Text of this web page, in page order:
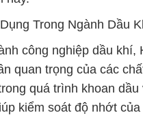
Trong Ngành Dầu
công nghiệp dầu khí,
quan trọng của các
quá trình khoan dầu
kiểm soát độ nhớt